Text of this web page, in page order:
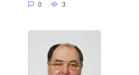
0 3